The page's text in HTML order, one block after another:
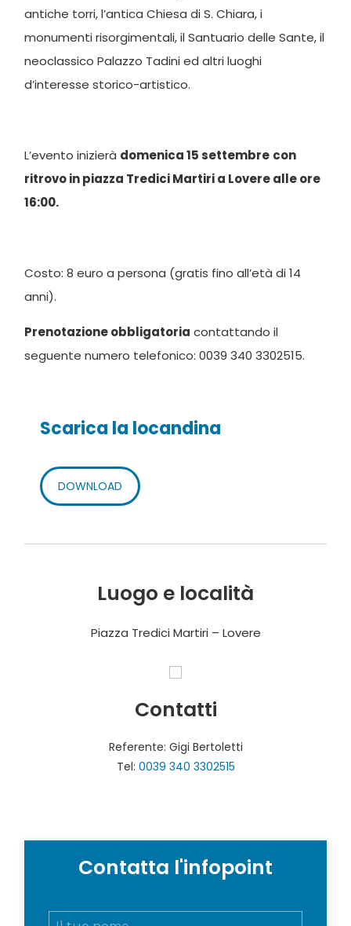
antiche torri, l’antica Chiesa di S. Chiara, i
monumenti risorgimentali, il Santuario delle Sante, il
neoclassico Palazzo Tadini ed altri luoghi
d’interesse storico-artistico.
L’evento inizierà domenica 15 settembre con
ritrovo in piazza Tredici Martiri a Lovere alle ore
16:00.
Costo: 8 euro a persona (gratis fino all’età di 14
anni).
Prenotazione obbligatoria contattando il
seguente numero telefonico: 0039 340 3302515.
Scarica la locandina
DOWNLOAD
Luogo e località
Piazza Tredici Martiri – Lovere
Contatti
Referente: Gigi Bertoletti
Tel: 0039 340 3302515
Contatta l'infopoint
N